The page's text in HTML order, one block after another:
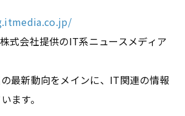
式会社提供のIT系ニュースメディア
最新動向をメインに、IT関連の情報
ます。